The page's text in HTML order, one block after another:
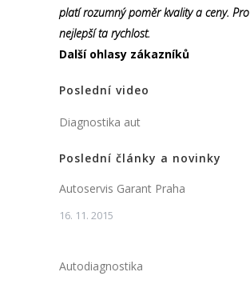
platí rozumný poměr kvality a ceny.
nejlepší ta rychlost.
Další ohlasy zákazníků
Poslední video
Diagnostika aut
Poslední články a novinky
Autoservis Garant Praha
16. 11. 2015
Autodiagnostika